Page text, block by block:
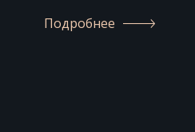
Подробнее